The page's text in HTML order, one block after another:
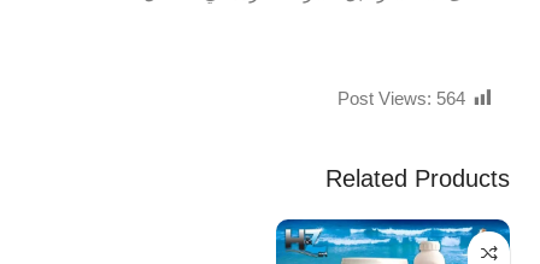
Post Views: 564
Related Products